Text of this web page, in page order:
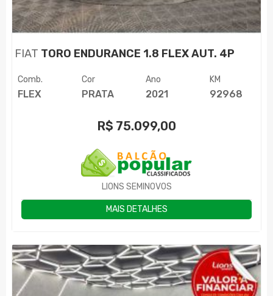
FIAT TORO ENDURANCE 1.8 FLEX AUT. 4P
Comb.
FLEX
Cor
PRATA
Ano
2021
KM
92968
R$ 75.099,00
LIONS SEMINOVOS
MAIS DETALHES